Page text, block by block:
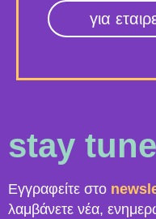
για
stay
Εγγραφείτε στο
λαμβάνετε νέα,